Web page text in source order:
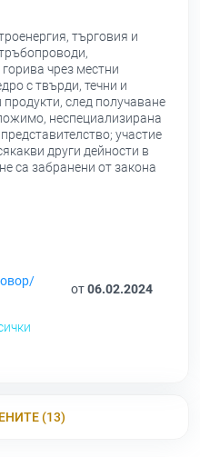
търговия и
чрез местни
с твърди, течни и
след получаване
неспециализирана
участие
други дейности в
са забранени от закона
от06.02.2024
(13)